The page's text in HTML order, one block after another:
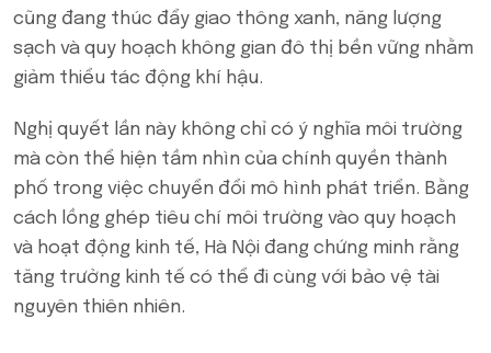
cũng đang thúc đẩy giao thông xanh, năng lượng
sạch và quy hoạch không gian đô thị bền vững nhằm
giảm thiểu tác động khí hậu.
Nghị quyết lần này không chỉ có ý nghĩa môi trường
mà còn thể hiện tầm nhìn của chính quyền thành
phố trong việc chuyển đổi mô hình phát triển. Bằng
cách lồng ghép tiêu chí môi trường vào quy hoạch
và hoạt động kinh tế, Hà Nội đang chứng minh rằng
tăng trưởng kinh tế có thể đi cùng với bảo vệ tài
nguyên thiên nhiên.